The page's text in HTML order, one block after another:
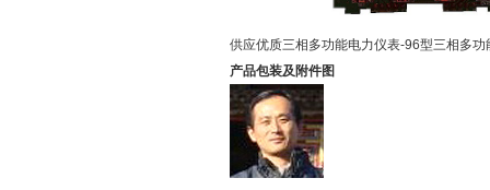
供应优质三相多功能电力仪表-96型三相多
产品包装及附件图